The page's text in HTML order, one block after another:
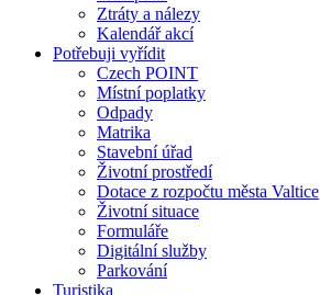
Ztráty a nálezy
Kalendář akcí
Potřebuji vyřídit
Czech POINT
Místní poplatky
Odpady
Matrika
Stavební úřad
Životní prostředí
Dotace z rozpočtu města Valtice
Životní situace
Formuláře
Digitální služby
Parkování
Turistika